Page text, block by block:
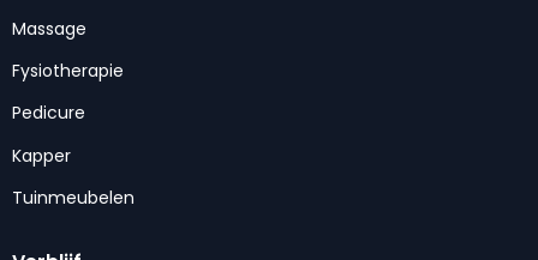
Massage
Fysiotherapie
Pedicure
Kapper
Tuinmeubelen